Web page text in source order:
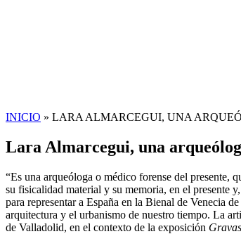
INICIO » LARA ALMARCEGUI, UNA
Lara Almarcegui, una
“Es una arqueóloga o médico forense del presente,
su fisicalidad material y su memoria, en el presente
para representar a España en la Bienal de Venecia
arquitectura y el urbanismo de nuestro tiempo. La
de Valladolid, en el contexto de la exposición